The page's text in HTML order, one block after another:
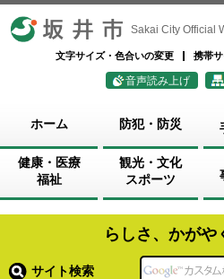
坂井市 Sakai City Official
文字サイズ・色合いの変更 携帯サ
音声読み上げ
ホーム 防犯・防災
健康・医療
福祉
観光・文化
スポーツ
らしさ、かがや
サイト検索